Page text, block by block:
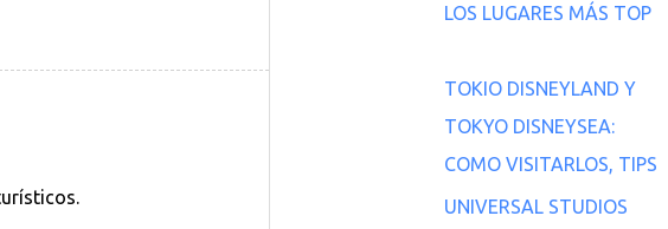
LOS LUGARES MÁS TOP
TOKIO DISNEYLAND Y
TOKYO DISNEYSEA:
COMO VISITARLOS, TIPS
UNIVERSAL STUDIOS